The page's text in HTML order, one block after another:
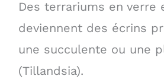
Des terrariums en verre
deviennent des écrins
une succulente ou une
(Tillandsia).